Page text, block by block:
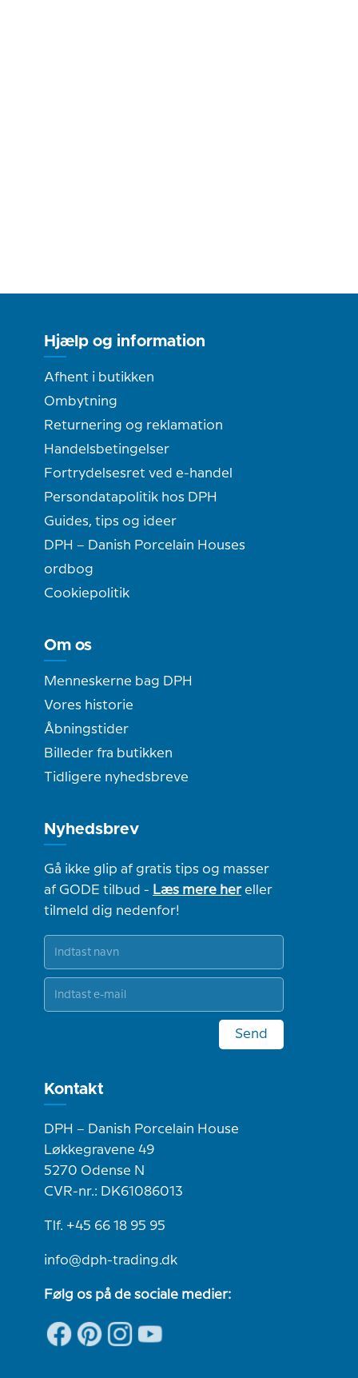
Hjælp og information
Afhent i butikken
Ombytning
Returnering og reklamation
Handelsbetingelser
Fortrydelsesret ved e-handel
Persondatapolitik hos DPH
Guides, tips og ideer
DPH – Danish Porcelain Houses
ordbog
Cookiepolitik
Om os
Menneskerne bag DPH
Vores historie
Åbningstider
Billeder fra butikken
Tidligere nyhedsbreve
Nyhedsbrev
Gå ikke glip af gratis tips og masser
af GODE tilbud - Læs mere hereller
tilmeld dig nedenfor!
Send
Kontakt
DPH – Danish Porcelain House
Løkkegravene 49
5270 Odense N
CVR-nr.: DK61086013
Tlf. +45 66 18 95 95
info@dph-trading.dk
Følg os på de sociale medier: